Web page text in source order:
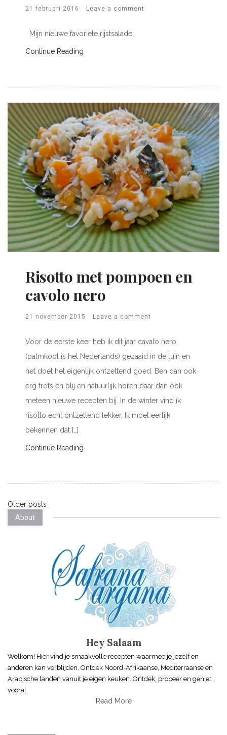
21 februari 2016 Leave a comment
Mijn nieuwe favoriete rijstsalade.
Continue Reading
Risotto met pompoen en
cavolo nero
21 november 2015 Leave a comment
Voor de eerste keer heb ik dit jaar cavalo nero
(palmkool is het Nederlands) gezaaid in de tuin en
het doet het eigenlijk ontzettend goed. Ben dan ook
erg trots en blij en natuurlijk horen daar dan ook
meteen nieuwe recepten bij. In de winter vind ik
risotto echt ontzettend lekker. Ik moet eerlijk
bekennen dat […]
Continue Reading
Posts
navigation
Older posts
About
Hey Salaam
Welkom! Hier vind je smaakvolle recepten waarmee je jezelf en
anderen kan verblijden. Ontdek Noord-Afrikaanse, Mediterraanse en
Arabische landen vanuit je eigen keuken. Ontdek, probeer en geniet
vooral.
Read More